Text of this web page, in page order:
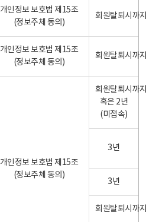
개인정보 보호법 제15조
(정보주체 동의)
회원탈퇴시까
개인정보 보호법 제15조
(정보주체 동의)
회원탈퇴시까
개인정보 보호법 제15조
(정보주체 동의)
회원탈퇴시까
혹은 2년
(미접속)
3년
3년
회원탈퇴시까